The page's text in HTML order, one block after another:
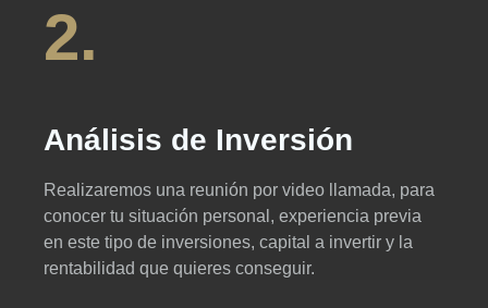
2.
Análisis de Inversión
Realizaremos una reunión por video llamada, para
conocer tu situación personal, experiencia previa
en este tipo de inversiones, capital a invertir y la
rentabilidad que quieres conseguir.